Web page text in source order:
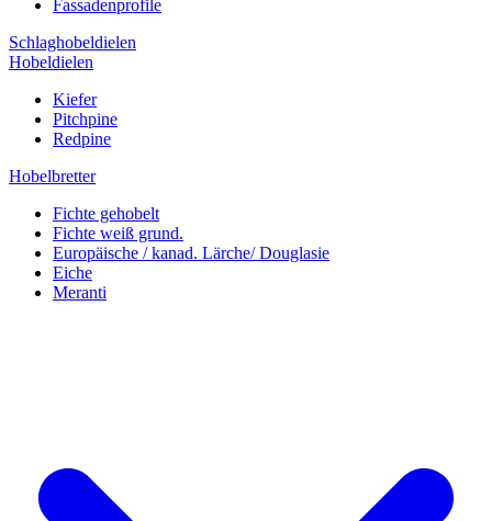
Fassadenprofile
Schlaghobeldielen
Hobeldielen
Kiefer
Pitchpine
Redpine
Hobelbretter
Fichte gehobelt
Fichte weiß grund.
Europäische / kanad. Lärche/ Douglasie
Eiche
Meranti